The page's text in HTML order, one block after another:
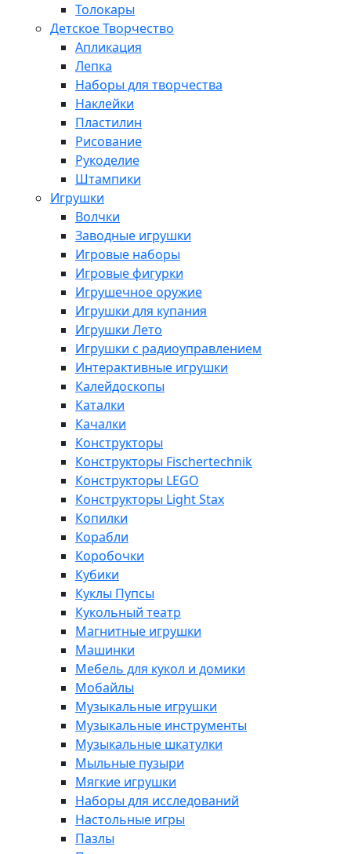
Толокары
Детское Творчество
Апликация
Лепка
Наборы для творчества
Наклейки
Пластилин
Рисование
Рукоделие
Штампики
Игрушки
Волчки
Заводные игрушки
Игровые наборы
Игровые фигурки
Игрушечное оружие
Игрушки для купания
Игрушки Лето
Игрушки с радиоуправлением
Интерактивные игрушки
Калейдоскопы
Каталки
Качалки
Конструкторы
Конструкторы Fisсhertechnik
Конструкторы LEGO
Конструкторы Light Stax
Копилки
Корабли
Коробочки
Кубики
Куклы Пупсы
Кукольный театр
Магнитные игрушки
Машинки
Мебель для кукол и домики
Мобайлы
Музыкальные игрушки
Музыкальные инструменты
Музыкальные шкатулки
Мыльные пузыри
Мягкие игрушки
Наборы для исследований
Настольные игры
Пазлы